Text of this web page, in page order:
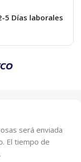
5 Días laborales
será enviada
El tiempo de